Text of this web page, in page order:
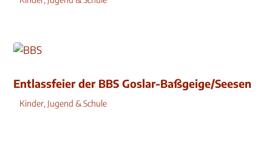
Entlassfeier der BBS Goslar-Baßgeige/Seesen
Kinder, Jugend & Schule